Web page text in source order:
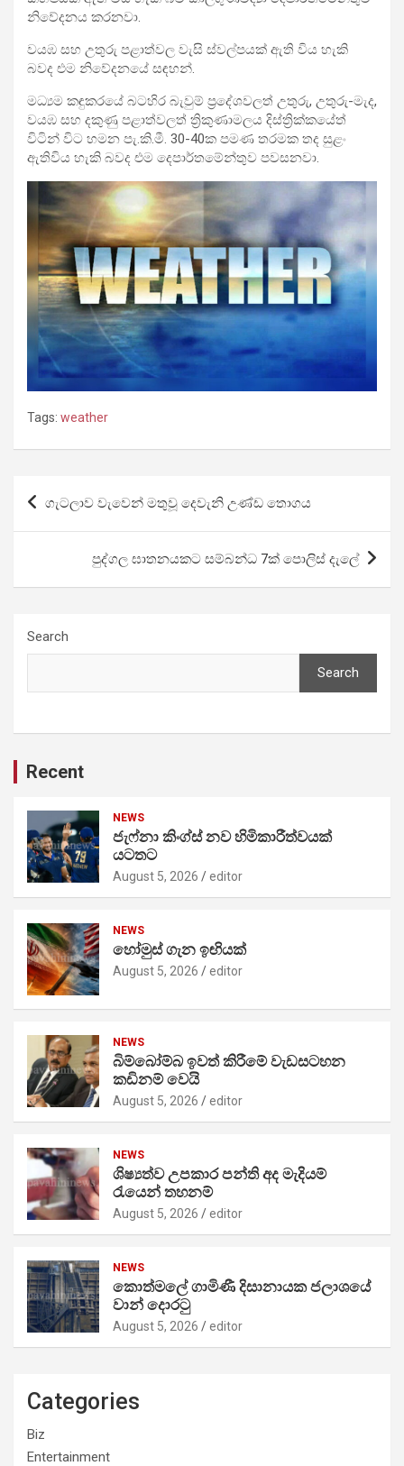
නිවේදනය කරනව‍ා.
වයඹ සහ උතුරු පළාත්වල වැසි ස්වල්පයක් ඇති විය හැකි
බවද එම නිවේදනයේ සඳහන්.
මධ්‍යම කඳුකරයේ බටහිර බැවුම් ප්‍රදේශවලත් උතුරු, උතුරු-මැද,
වයඹ සහ දකුණු පළාත්වලත් ත්‍රිකුණාමලය දිස්ත්‍රික්කයේත්
විටින් විට හමන පැ.කි.මී. 30-40ක පමණ තරමක තද සුළං
ඇතිවිය හැකි බවද එම දෙපාර්තමේන්තුව පවසනව‍ා.
Tags: weather
Post
navigation
ගැටලාව වැවෙන් මතුවූ දෙවැනි උණ්ඩ තොගය
පුද්ගල ඝාතනයකට සම්බන්ධ 7ක් පොලිස් දැලේ
Search
Search
Recent
NEWS
ජැෆ්නා කිංග්ස් නව හිමිකාරීත්වයක්
යටතට
August 5, 2026 editor
NEWS
හෝමුස් ගැන ඉඟියක්
August 5, 2026 editor
NEWS
බිම්බෝම්බ ඉවත් කිරීමේ වැඩසටහන
කඩිනම් වෙයි
August 5, 2026 editor
NEWS
ශිෂ්‍යත්ව උපකාර පන්ති අද මැදියම්
රැයෙන් තහනම්
August 5, 2026 editor
NEWS
කොත්මලේ ගාමිණී දිසානායක ජලාශයේ
වාන් දොරටු
August 5, 2026 editor
Categories
Biz
Entertainment